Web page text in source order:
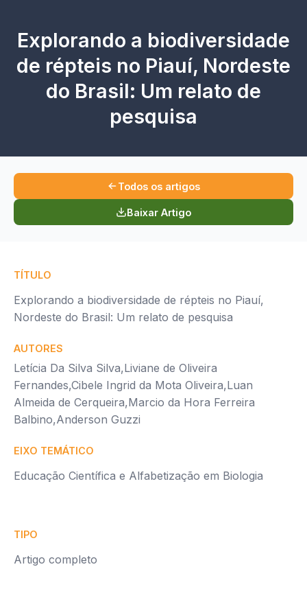
Explorando a biodiversidade
de répteis no Piauí, Nordeste
do Brasil: Um relato de
pesquisa
Todos os artigos
Baixar Artigo
TÍTULO
Explorando a biodiversidade de répteis no Piauí,
Nordeste do Brasil: Um relato de pesquisa
AUTORES
Letícia Da Silva Silva,Liviane de Oliveira
Fernandes,Cibele Ingrid da Mota Oliveira,Luan
Almeida de Cerqueira,Marcio da Hora Ferreira
Balbino,Anderson Guzzi
EIXO TEMÁTICO
Educação Científica e Alfabetização em Biologia
TIPO
Artigo completo